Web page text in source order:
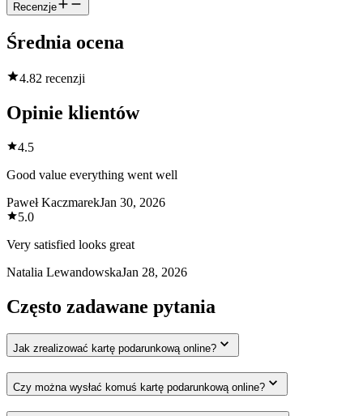
Recenzje
Średnia ocena
4.82 recenzji
Opinie klientów
4.5
Good value everything went well
Paweł KaczmarekJan 30, 2026
5.0
Very satisfied looks great
Natalia LewandowskaJan 28, 2026
Często zadawane pytania
Jak zrealizować kartę podarunkową online?
Czy można wysłać komuś kartę podarunkową online?